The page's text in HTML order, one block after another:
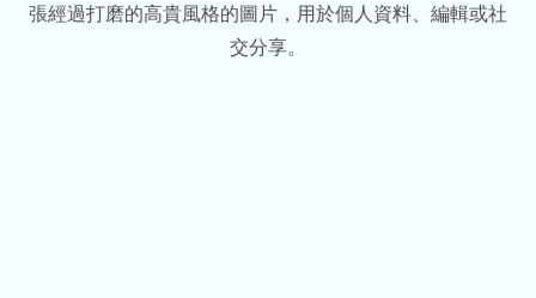
張經過打磨的高貴風格的圖片，用於個人資料、編輯或社
交分享。